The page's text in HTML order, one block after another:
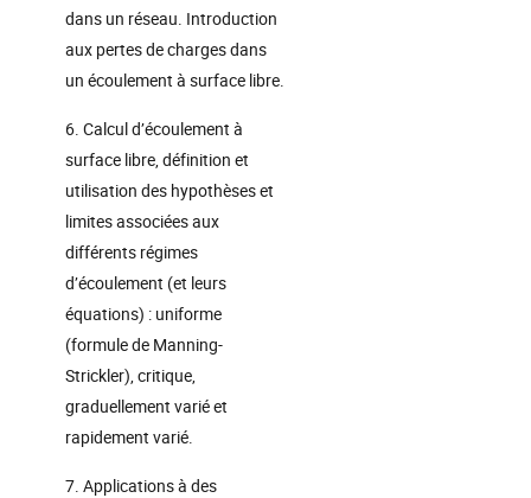
dans un réseau. Introduction
aux pertes de charges dans
un écoulement à surface libre.
6. Calcul d’écoulement à
surface libre, définition et
utilisation des hypothèses et
limites associées aux
différents régimes
d’écoulement (et leurs
équations) : uniforme
(formule de Manning-
Strickler), critique,
graduellement varié et
rapidement varié.
7. Applications à des